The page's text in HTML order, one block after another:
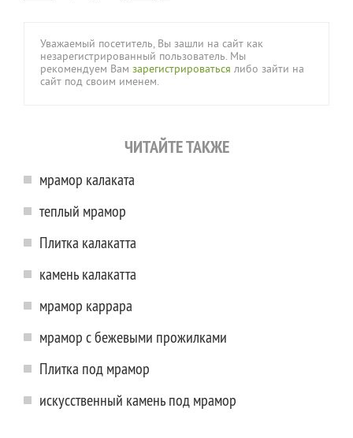
Уважаемый посетитель, Вы зашли на сайт как
незарегистрированный пользователь. Мы
рекомендуем Вам зарегистрироваться либо зайти на
сайт под своим именем.
ЧИТАЙТЕ ТАКЖЕ
мрамор калаката
теплый мрамор
Плитка калакатта
камень калакатта
мрамор каррара
мрамор с бежевыми прожилками
Плитка под мрамор
искусственный камень под мрамор